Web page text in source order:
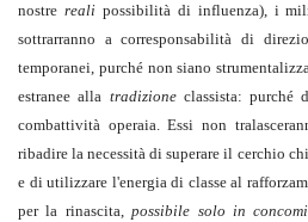
nostre reali possibilità di influenza), i
sottrarranno a corresponsabilità di
temporanei, purché non siano
estranee alla tradizioneclassista: purché
combattività operaia. Essi non
ribadire la necessità di superare il cerchio
e di utilizzare l'energia di classe al
per la rinascita,possibile solo in